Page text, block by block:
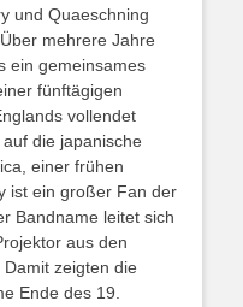
und Quaeschning
mehrere Jahre
ein gemeinsames
fünftägigen
vollendet
die japanische
einer frühen
ist ein großer Fan der
Bandname leitet sich
aus den
zeigten die
Ende des 19.